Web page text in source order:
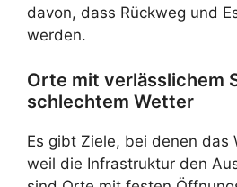
davon, dass Rückweg und
werden.
Orte mit verlässlichem
schlechtem Wetter
Es gibt Ziele, bei denen das
weil die Infrastruktur den